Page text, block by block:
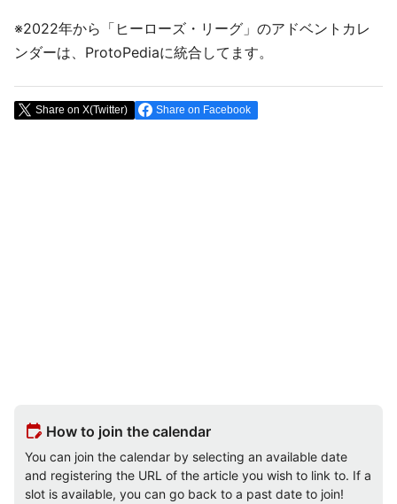
※2022年から「ヒーローズ・リーグ」のアドベントカレ
ンダーは、ProtoPediaに統合してます。
Share on X(Twitter) Share on Facebook
edit_calendar How to join the calendar
You can join the calendar by selecting an available date
and registering the URL of the article you wish to link to. If a
slot is available, you can go back to a past date to join!